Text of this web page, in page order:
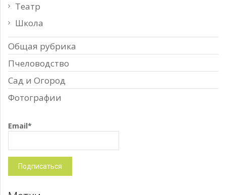
Театр
Школа
Общая рубрика
Пчеловодство
Сад и Огород
Фотографии
Email*